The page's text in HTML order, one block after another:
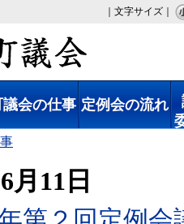
｜文字サイズ｜
議会の仕事 定例会の流れ
月11日